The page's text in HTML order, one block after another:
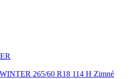
265/60 R18 114 H Zimné